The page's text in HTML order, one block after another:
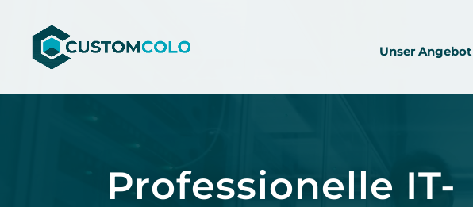
Unser Angebot
Player
Professionelle IT-